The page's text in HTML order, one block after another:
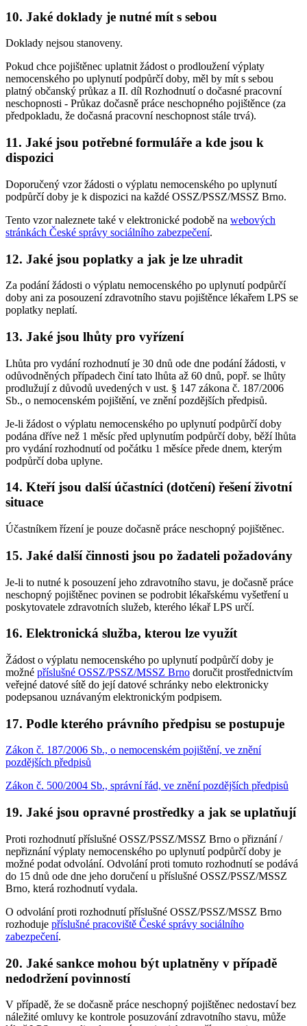
10. Jaké doklady je nutné mít s sebou
Doklady nejsou stanoveny.
Pokud chce pojištěnec uplatnit žádost o prodloužení výplaty
nemocenského po uplynutí podpůrčí doby, měl by mít s sebou
platný občanský průkaz a II. díl Rozhodnutí o dočasné pracovní
neschopnosti - Průkaz dočasně práce neschopného pojištěnce (za
předpokladu, že dočasná pracovní neschopnost stále trvá).
11. Jaké jsou potřebné formuláře a kde jsou k
dispozici
Doporučený vzor žádosti o výplatu nemocenského po uplynutí
podpůrčí doby je k dispozici na každé OSSZ/PSSZ/MSSZ Brno.
Tento vzor naleznete také v elektronické podobě na webových
stránkách České správy sociálního zabezpečení.
12. Jaké jsou poplatky a jak je lze uhradit
Za podání žádosti o výplatu nemocenského po uplynutí podpůrčí
doby ani za posouzení zdravotního stavu pojištěnce lékařem LPS se
poplatky neplatí.
13. Jaké jsou lhůty pro vyřízení
Lhůta pro vydání rozhodnutí je 30 dnů ode dne podání žádosti, v
odůvodněných případech činí tato lhůta až 60 dnů, popř. se lhůty
prodlužují z důvodů uvedených v ust. § 147 zákona č. 187/2006
Sb., o nemocenském pojištění, ve znění pozdějších předpisů.
Je-li žádost o výplatu nemocenského po uplynutí podpůrčí doby
podána dříve než 1 měsíc před uplynutím podpůrčí doby, běží lhůta
pro vydání rozhodnutí od počátku 1 měsíce přede dnem, kterým
podpůrčí doba uplyne.
14. Kteří jsou další účastníci (dotčení) řešení životní
situace
Účastníkem řízení je pouze dočasně práce neschopný pojištěnec.
15. Jaké další činnosti jsou po žadateli požadovány
Je-li to nutné k posouzení jeho zdravotního stavu, je dočasně práce
neschopný pojištěnec povinen se podrobit lékařskému vyšetření u
poskytovatele zdravotních služeb, kterého lékař LPS určí.
16. Elektronická služba, kterou lze využít
Žádost o výplatu nemocenského po uplynutí podpůrčí doby je
možné příslušné OSSZ/PSSZ/MSSZ Brno doručit prostřednictvím
veřejné datové sítě do její datové schránky nebo elektronicky
podepsanou uznávaným elektronickým podpisem.
17. Podle kterého právního předpisu se postupuje
Zákon č. 187/2006 Sb., o nemocenském pojištění, ve znění
pozdějších předpisů
Zákon č. 500/2004 Sb., správní řád, ve znění pozdějších předpisů
19. Jaké jsou opravné prostředky a jak se uplatňují
Proti rozhodnutí příslušné OSSZ/PSSZ/MSSZ Brno o přiznání /
nepřiznání výplaty nemocenského po uplynutí podpůrčí doby je
možné podat odvolání. Odvolání proti tomuto rozhodnutí se podává
do 15 dnů ode dne jeho doručení u příslušné OSSZ/PSSZ/MSSZ
Brno, která rozhodnutí vydala.
O odvolání proti rozhodnutí příslušné OSSZ/PSSZ/MSSZ Brno
rozhoduje příslušné pracoviště České správy sociálního
zabezpečení.
20. Jaké sankce mohou být uplatněny v případě
nedodržení povinností
V případě, že se dočasně práce neschopný pojištěnec nedostaví bez
náležité omluvy ke kontrole posuzování zdravotního stavu, může